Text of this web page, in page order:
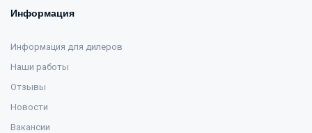
Информация
Информация для дилеров
Наши работы
Отзывы
Новости
Вакансии